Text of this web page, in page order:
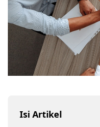
Isi Artikel